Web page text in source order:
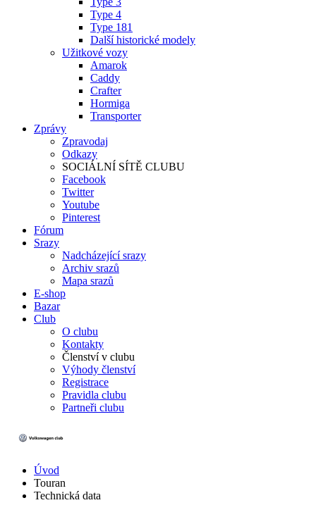
Type 4
Type 181
Další historické modely
Užitkové vozy
Amarok
Caddy
Crafter
Hormiga
Transporter
Zprávy
Zpravodaj
Odkazy
SOCIÁLNÍ SÍTĚ CLUBU
Facebook
Twitter
Youtube
Pinterest
Fórum
Srazy
Nadcházející srazy
Archiv srazů
Mapa srazů
E-shop
Bazar
Club
O clubu
Kontakty
Členství v clubu
Výhody členství
Registrace
Pravidla clubu
Partneři clubu
Úvod
Touran
Technická data